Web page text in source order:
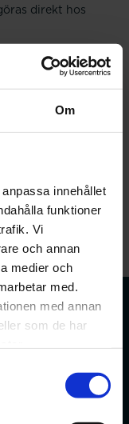
Om
innehållet
funktioner
Vi
och annan
medier och
med.
med annan
som de har
direkt hos
lyckas i sina
och du
förbundets